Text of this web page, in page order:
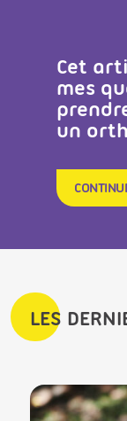
Cet
mes
un
LES